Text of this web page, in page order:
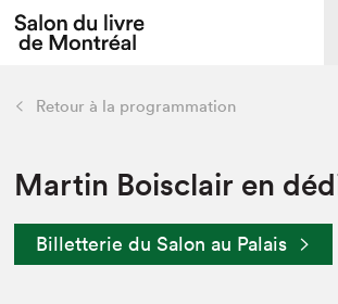
Tout sur l'édition 2022
Actualités
Vidéos et Balados
retour
Édition 2022
Liens pratiques
Retour à la programmation
Martin Boisclair en
Billetterie du Salon au Palais